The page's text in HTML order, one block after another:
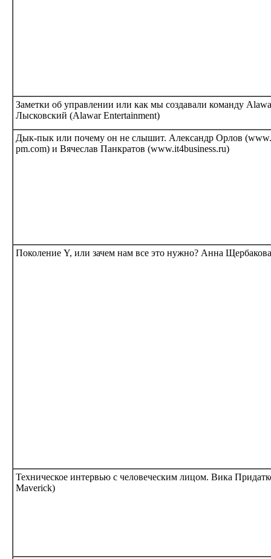
Заметки об управлении или как мы создавали команду
Лысковский (Alawar Entertainment)
Дык-пык или почему он не слышит. Александр Орлов
pm.com) и Вячеслав Панкратов (www.it4business.ru)
Поколение Y, или зачем нам все это нужно? Анна
Техническое интервью с человеческим лицом. Вика
Maverick)